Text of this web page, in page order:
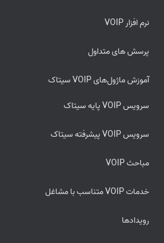
نرم افزار VOIP
پرسش های متداول
آموزش ماژول‌های VOIP سیتاک
سرویس VOIP پایه سیتاک
سرویس VOIP پیشرفته سیتاک
مباحث VOIP
خدمات VOIP متناسب با مشاغل
رویدادها